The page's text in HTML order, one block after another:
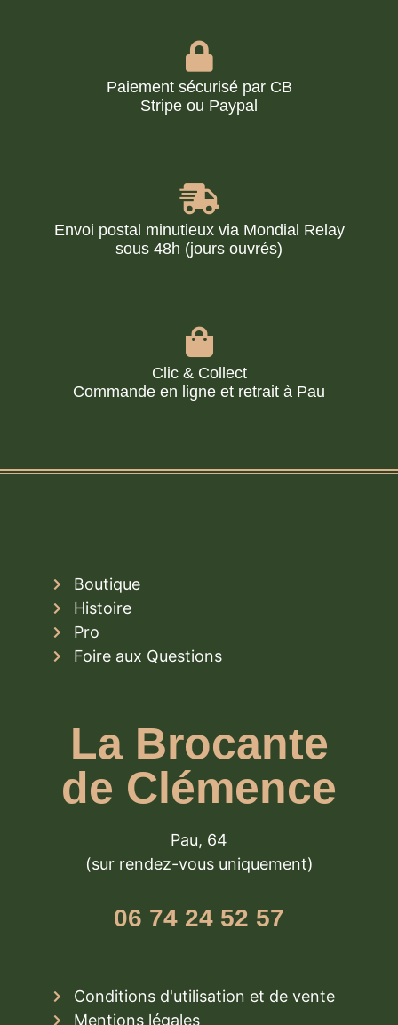
Paiement sécurisé par CB
Stripe ou Paypal
Envoi postal minutieux via Mondial Relay
sous 48h (jours ouvrés)
Clic & Collect
Commande en ligne et retrait à Pau
Boutique
Histoire
Pro
Foire aux Questions
La Brocante
de Clémence
Pau, 64
(sur rendez-vous uniquement)
06 74 24 52 57
Conditions d'utilisation et de vente
Mentions légales